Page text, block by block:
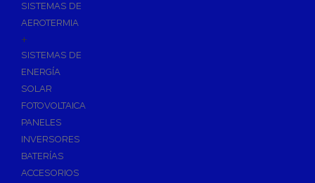
SISTEMAS DE
AEROTERMIA
+
SISTEMAS DE
ENERGÍA
SOLAR
FOTOVOLTAICA
PANELES
INVERSORES
BATERÍAS
ACCESORIOS